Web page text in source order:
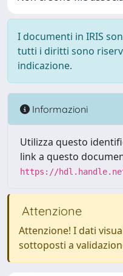
I documenti in IRIS
tutti i diritti sono
indicazione.
Informazioni
Utilizza questo
link a questo
https://
Attenzione
Attenzione! I dati
sottoposti a